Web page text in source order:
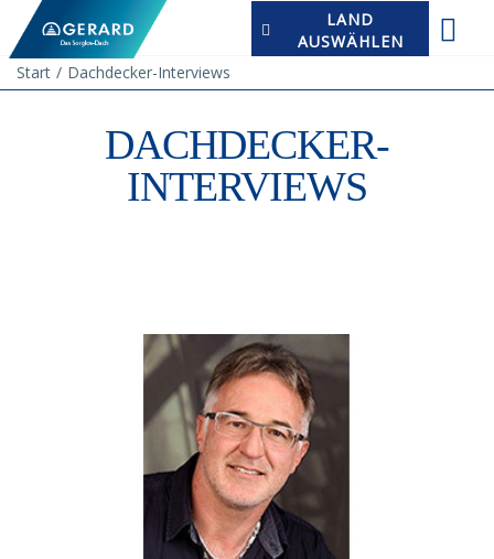
LAND
AUSWÄHLEN
Start
Dachdecker-Interviews
DACHDECKER-
INTERVIEWS